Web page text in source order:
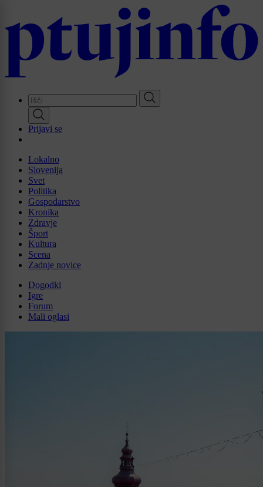
main
Prijavi se
Lokalno
Slovenija
Svet
Politika
Gospodarstvo
Kronika
Zdravje
Šport
Kultura
Scena
Zadnje novice
Dogodki
Igre
Forum
Mali oglasi